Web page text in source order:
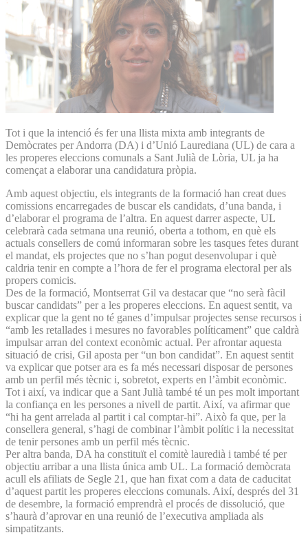
Tot i que la intenció és fer una llista mixta amb integrants de
Demòcrates per Andorra (DA) i d’Unió Laurediana (UL) de cara a
les properes eleccions comunals a Sant Julià de Lòria, UL ja ha
començat a elaborar una candidatura pròpia.
Amb aquest objectiu, els integrants de la formació han creat dues
comissions encarregades de buscar els candidats, d’una banda, i
d’elaborar el programa de l’altra. En aquest darrer aspecte, UL
celebrarà cada setmana una reunió, oberta a tothom, en què els
actuals consellers de comú informaran sobre les tasques fetes durant
el mandat, els projectes que no s’han pogut desenvolupar i què
caldria tenir en compte a l’hora de fer el programa electoral per als
propers comicis.
Des de la formació, Montserrat Gil va destacar que “no serà fàcil
buscar candidats” per a les properes eleccions. En aquest sentit, va
explicar que la gent no té ganes d’impulsar projectes sense recursos i
“amb les retallades i mesures no favorables políticament” que caldrà
impulsar arran del context econòmic actual. Per afrontar aquesta
situació de crisi, Gil aposta per “un bon candidat”. En aquest sentit
va explicar que potser ara es fa més necessari disposar de persones
amb un perfil més tècnic i, sobretot, experts en l’àmbit econòmic.
Tot i així, va indicar que a Sant Julià també té un pes molt important
la confiança en les persones a nivell de partit. Així, va afirmar que
“hi ha gent arrelada al partit i cal comptar-hi”. Això fa que, per la
consellera general, s’hagi de combinar l’àmbit polític i la necessitat
de tenir persones amb un perfil més tècnic.
Per altra banda, DA ha constituït el comitè lauredià i també té per
objectiu arribar a una llista única amb UL. La formació demòcrata
acull els afiliats de Segle 21, que han fixat com a data de caducitat
d’aquest partit les properes eleccions comunals. Així, després del 31
de desembre, la formació emprendrà el procés de dissolució, que
s’haurà d’aprovar en una reunió de l’executiva ampliada als
simpatitzants.